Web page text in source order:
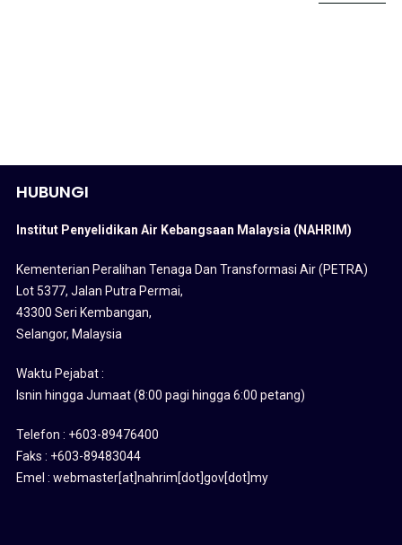
HUBUNGI
Institut Penyelidikan Air Kebangsaan Malaysia (NAHRIM)
Kementerian Peralihan Tenaga Dan Transformasi Air (PETRA)
Lot 5377, Jalan Putra Permai,
43300 Seri Kembangan,
Selangor, Malaysia
Waktu Pejabat :
Isnin hingga Jumaat (8:00 pagi hingga 6:00 petang)
Telefon : +603-89476400
Faks : +603-89483044
Emel : webmaster[at]nahrim[dot]gov[dot]my